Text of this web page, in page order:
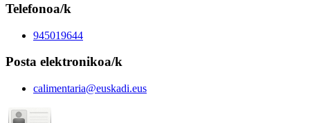
Telefonoa/k
945019644
Posta elektronikoa/k
calimentaria@euskadi.eus